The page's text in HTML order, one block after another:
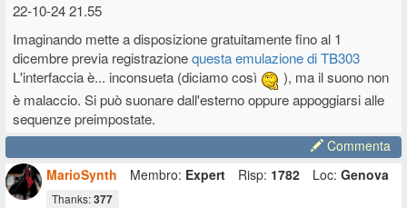
22-10-24 21.55
Imaginando mette a disposizione gratuitamente fino al 1
dicembre previa registrazionequesta emulazione di TB303
L'interfaccia è... inconsueta (diciamo così
), ma il suono non
è malaccio. Si può suonare dall'esterno oppure appoggiarsi alle
sequenze preimpostate.
Commenta
MarioSynth
Membro: Expert Risp: 1782 Loc: Genova
Thanks:377